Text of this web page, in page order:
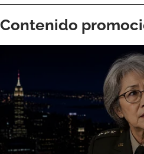
Gracias por